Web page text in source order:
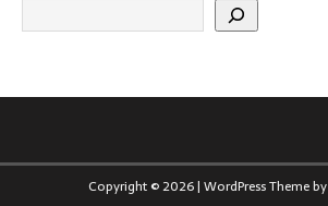
Copyright © 2026 | WordPress Theme by